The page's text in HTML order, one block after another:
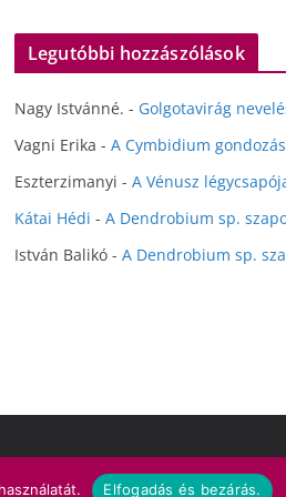
Legutóbbi hozzászólások
Nagy Istvánné. - Golgotavirág
Vagni Erika - A Cymbidium
Eszterzimanyi - A Vénusz
Kátai Hédi - A Dendrobium sp.
István Balikó - A Dendrobium sp.
Elfogadás és bezárás.